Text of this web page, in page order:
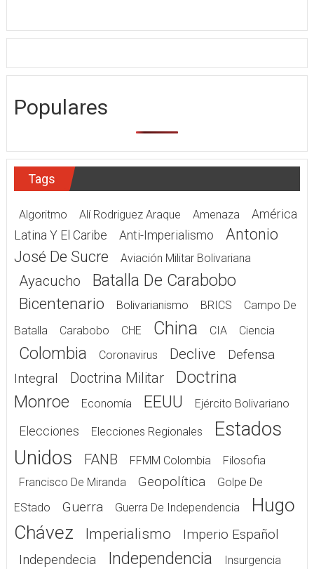
Populares
Tags
Algoritmo Alí Rodriguez Araque Amenaza
América
Latina Y El Caribe
Anti-Imperialismo
Antonio
José De Sucre
Aviación Militar Bolivariana
Ayacucho Batalla De Carabobo
Bicentenario Bolivarianismo BRICS
Campo De
Batalla
Carabobo CHE China CIA Ciencia
Colombia Coronavirus Declive
Defensa
Integral
Doctrina Militar
Doctrina
Monroe
Economía EEUU Ejército Bolivariano
Elecciones Elecciones Regionales
Estados
Unidos
FANB FFMM Colombia
Filosofia
Francisco De Miranda
Geopolítica
Golpe De
EStado
Guerra Guerra De Independencia
Hugo
Chávez
Imperialismo
Imperio Español
Independecia
Independencia Insurgencia